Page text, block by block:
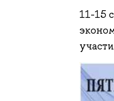
11-15